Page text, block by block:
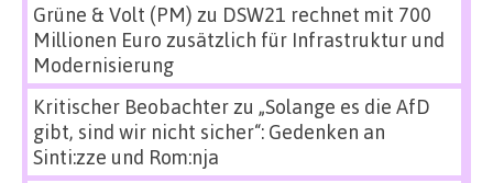
Grüne & Volt (PM) zu DSW21 rechnet mit 700
Millionen Euro zusätzlich für Infrastruktur und
Modernisierung
Kritischer Beobachterzu „Solange es die AfD
gibt, sind wir nicht sicher“: Gedenken an
Sinti:zze und Rom:nja